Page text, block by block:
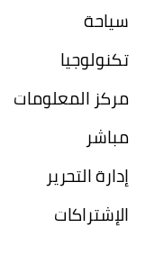
سياحة
تكنولوجيا
مركز المعلومات
مباشر
إدارة التحرير
الإشتراكات